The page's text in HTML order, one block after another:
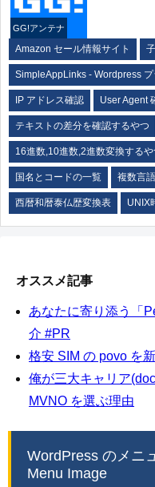
GG!アンテナ
Amazon セール情報サイト
SimpleAppLinks - Wordpress プ
IP アドレス確認 User Agent
テキストの差分を確認するやつ
16進数,10進数,2進数変換するや
国名とコードの一覧 複数言
西暦和暦泰仏歴変換表 UNIX
オススメ記事
あなたに寄り添う「
介 #PR
格安 SIM の povo を
俺が三大キャリア
MVNO を選ぶ理由
WordPress のメニ
Menu Image